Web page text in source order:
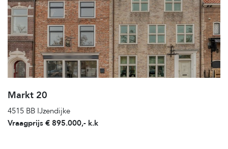
Markt 20
4515 BB IJzendijke
Vraagprijs € 895.000,- k.k